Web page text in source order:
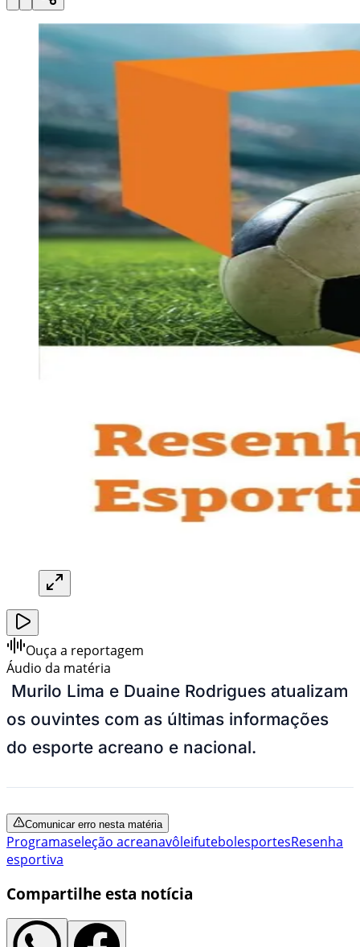
Ouça a reportagem
Áudio da matéria
Murilo Lima e Duaine Rodrigues atualizam
os ouvintes com as últimas informações
do esporte acreano e nacional.
Comunicar erro nesta matéria
Programaseleção acreanavôleifutebolesportesResenha
esportiva
Compartilhe esta notícia